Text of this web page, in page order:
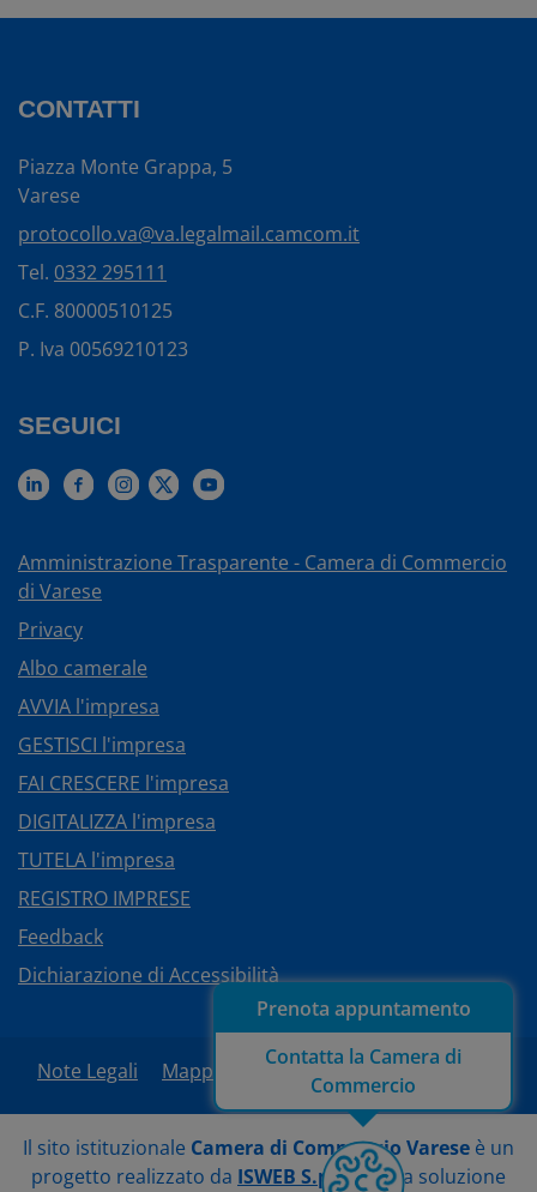
Prenota appuntamento
Contatta la Camera di
Commercio
CONTATTI
Piazza Monte Grappa, 5
Varese
protocollo.va@va.legalmail.camcom.it
Tel. 0332 295111
C.F. 80000510125
P. Iva 00569210123
SEGUICI
Amministrazione Trasparente - Camera di Commercio
di Varese
Privacy
Albo camerale
AVVIA l'impresa
GESTISCI l'impresa
FAI CRESCERE l'impresa
DIGITALIZZA l'impresa
TUTELA l'impresa
REGISTRO IMPRESE
Feedback
Dichiarazione di Accessibilità
Note Legali Mappa del sito Area Riservata
Il sito istituzionale Camera di Commercio Varese è un
progetto realizzato da ISWEB S.p.A.con la soluzione